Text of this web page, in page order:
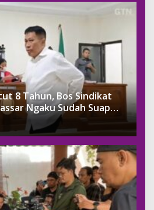
8 Tahun, Bos Sindikat
Ngaku Sudah Suap